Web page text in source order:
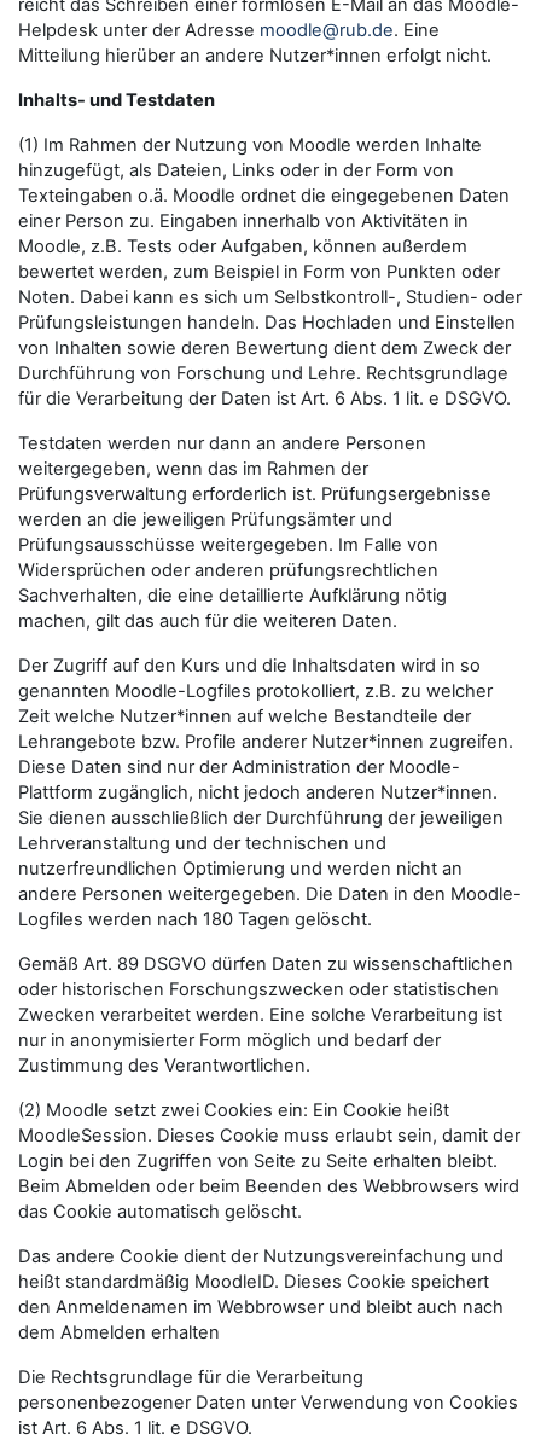
reicht das Schreiben einer formlosen E-Mail an das Moodle-
Helpdesk unter der Adresse moodle@rub.de. Eine
Mitteilung hierüber an andere Nutzer*innen erfolgt nicht.
Inhalts- und Testdaten
(1) Im Rahmen der Nutzung von Moodle werden Inhalte
hinzugefügt, als Dateien, Links oder in der Form von
Texteingaben o.ä. Moodle ordnet die eingegebenen Daten
einer Person zu. Eingaben innerhalb von Aktivitäten in
Moodle, z.B. Tests oder Aufgaben, können außerdem
bewertet werden, zum Beispiel in Form von Punkten oder
Noten. Dabei kann es sich um Selbstkontroll-, Studien- oder
Prüfungsleistungen handeln. Das Hochladen und Einstellen
von Inhalten sowie deren Bewertung dient dem Zweck der
Durchführung von Forschung und Lehre. Rechtsgrundlage
für die Verarbeitung der Daten ist Art. 6 Abs. 1 lit. e DSGVO.
Testdaten werden nur dann an andere Personen
weitergegeben, wenn das im Rahmen der
Prüfungsverwaltung erforderlich ist. Prüfungsergebnisse
werden an die jeweiligen Prüfungsämter und
Prüfungsausschüsse weitergegeben. Im Falle von
Widersprüchen oder anderen prüfungsrechtlichen
Sachverhalten, die eine detaillierte Aufklärung nötig
machen, gilt das auch für die weiteren Daten.
Der Zugriff auf den Kurs und die Inhaltsdaten wird in so
genannten Moodle-Logfiles protokolliert, z.B. zu welcher
Zeit welche Nutzer*innen auf welche Bestandteile der
Lehrangebote bzw. Profile anderer Nutzer*innen zugreifen.
Diese Daten sind nur der Administration der Moodle-
Plattform zugänglich, nicht jedoch anderen Nutzer*innen.
Sie dienen ausschließlich der Durchführung der jeweiligen
Lehrveranstaltung und der technischen und
nutzerfreundlichen Optimierung und werden nicht an
andere Personen weitergegeben. Die Daten in den Moodle-
Logfiles werden nach 180 Tagen gelöscht.
Gemäß Art. 89 DSGVO dürfen Daten zu wissenschaftlichen
oder historischen Forschungszwecken oder statistischen
Zwecken verarbeitet werden. Eine solche Verarbeitung ist
nur in anonymisierter Form möglich und bedarf der
Zustimmung des Verantwortlichen.
(2) Moodle setzt zwei Cookies ein: Ein Cookie heißt
MoodleSession. Dieses Cookie muss erlaubt sein, damit der
Login bei den Zugriffen von Seite zu Seite erhalten bleibt.
Beim Abmelden oder beim Beenden des Webbrowsers wird
das Cookie automatisch gelöscht.
Das andere Cookie dient der Nutzungsvereinfachung und
heißt standardmäßig MoodleID. Dieses Cookie speichert
den Anmeldenamen im Webbrowser und bleibt auch nach
dem Abmelden erhalten
Die Rechtsgrundlage für die Verarbeitung
personenbezogener Daten unter Verwendung von Cookies
ist Art. 6 Abs. 1 lit. e DSGVO.